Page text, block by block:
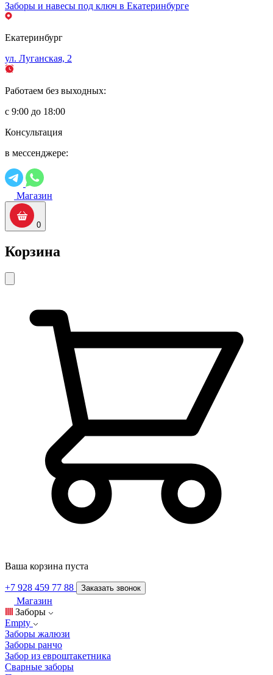
Заборы и навесы под ключ в Екатеринбурге
Екатеринбург
ул. Луганская, 2
Работаем без выходных:
с 9:00 до 18:00
Консультация
в мессенджере:
Магазин
0
Корзина
Ваша корзина пуста
+7 928 459 77 88 Заказать звонок
Магазин
Заборы
Empty
Заборы жалюзи
Заборы ранчо
Забор из евроштакетника
Сварные заборы